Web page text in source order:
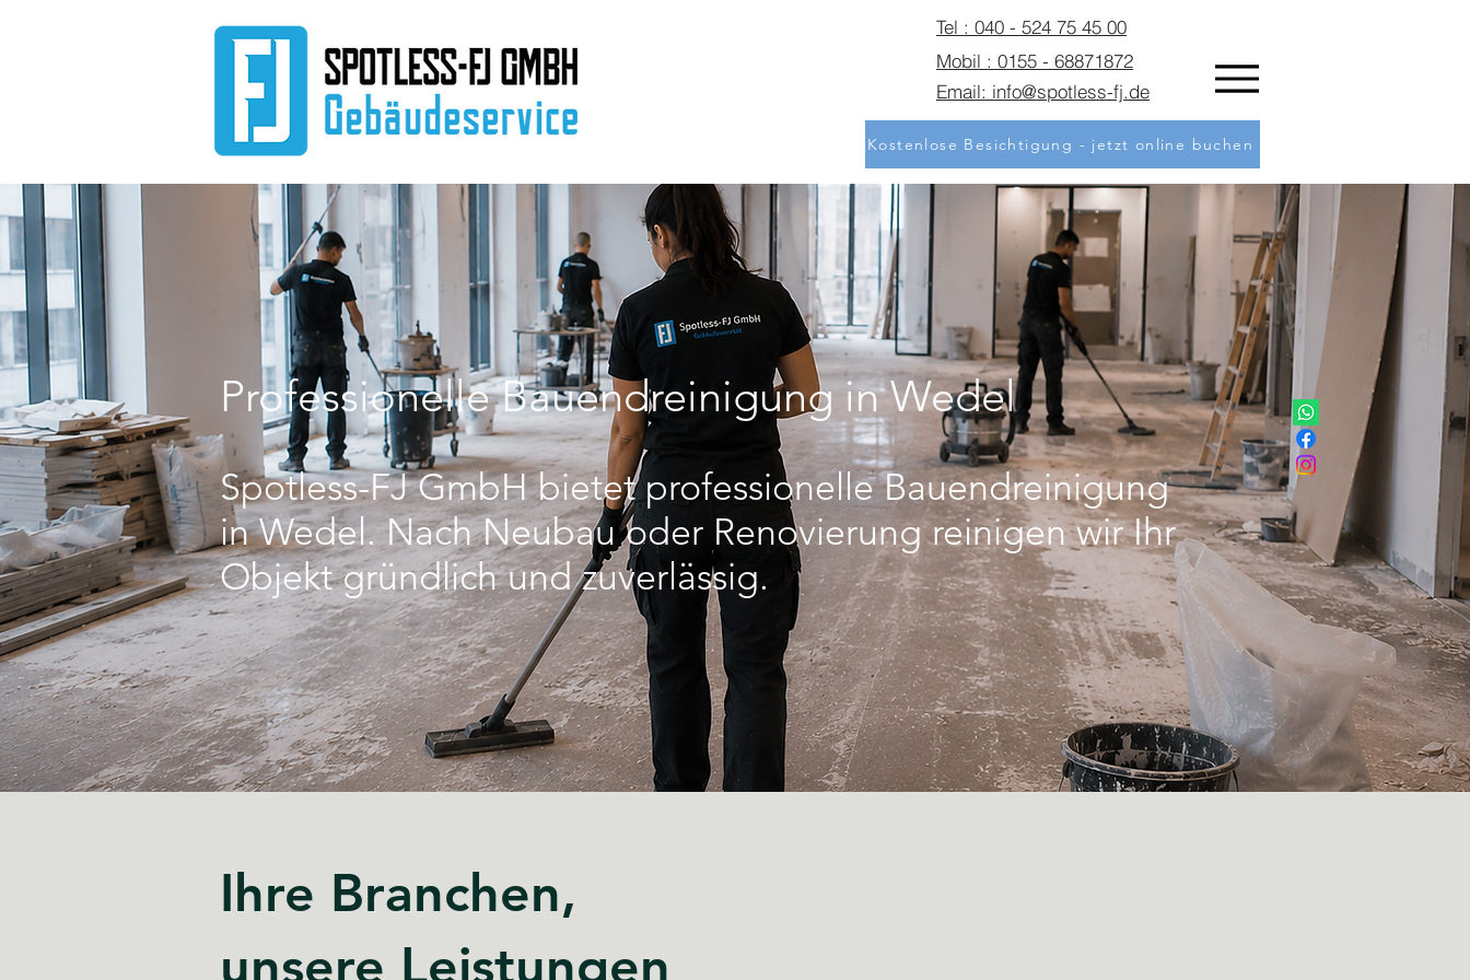
Tel : 040 - 524 75 45 00
Mobil : 0155 - 68871872
Email: info@spotless-fj.de
Kostenlose Besichtigung - jetzt online buchen
Professionelle Bauendreinigung in Wedel
Spotless-FJ GmbH bietet professionelle Bauendreinigung
in Wedel. Nach Neubau oder Renovierung reinigen wir Ihr
Objekt gründlich und zuverlässig.
Ihre Branchen,
unsere Leistungen